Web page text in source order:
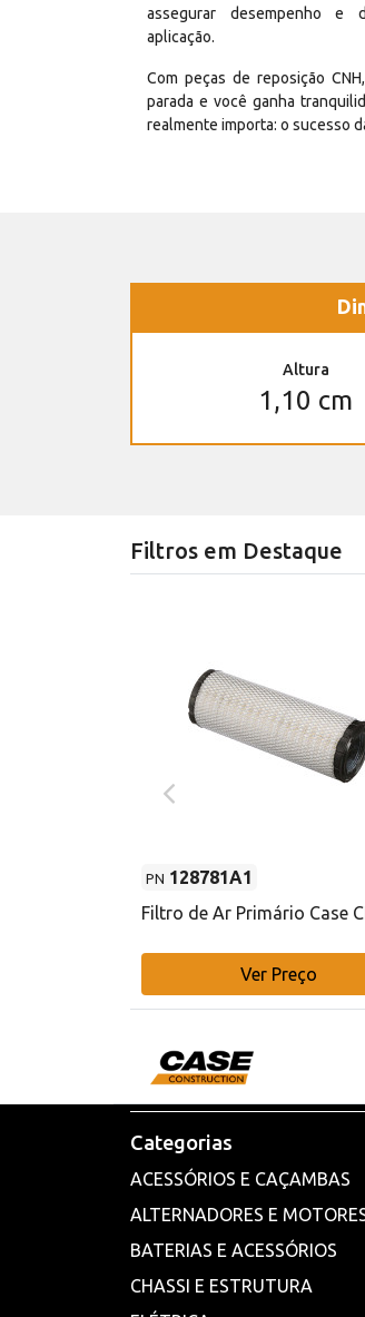
assegurar desempenho e
aplicação.
Com peças de reposição
parada e você ganha
realmente importa: o sucesso
Altura
1,10 cm
Filtros em Destaque
PN 128781A1
Filtro de Ar Primário Case
Ver Preço
Categorias
ACESSÓRIOS E CAÇAMBAS
ALTERNADORES E
BATERIAS E ACESSÓRIOS
CHASSI E ESTRUTURA